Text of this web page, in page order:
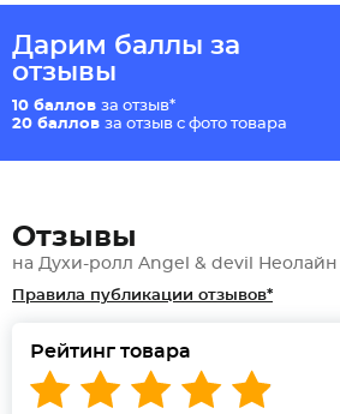
Дарим баллы за
отзывы
10 баллов за отзыв*
20 баллов за отзыв с фото товара
Отзывы
на Духи-ролл Angel & devil Неолайн
Правила публикации отзывов*
Рейтинг товара